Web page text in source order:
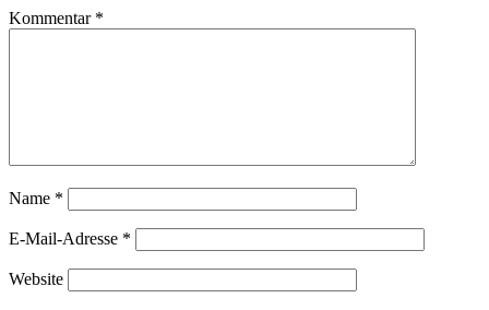
Kommentar *
Name *
E-Mail-Adresse *
Website